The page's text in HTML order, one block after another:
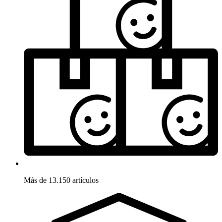
Más de 13.150 artículos